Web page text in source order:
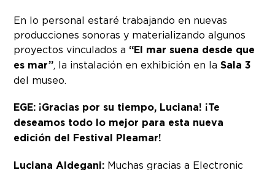
En lo personal estaré trabajando en nuevas
producciones sonoras y materializando algunos
proyectos vinculados a “El mar suena desde que
es mar”, la instalación en exhibición en laSala 3
del museo.
EGE: ¡Gracias por su tiempo, Luciana! ¡Te
deseamos todo lo mejor para esta nueva
edición del Festival Pleamar!
Luciana Aldegani: Muchas gracias a Electronic